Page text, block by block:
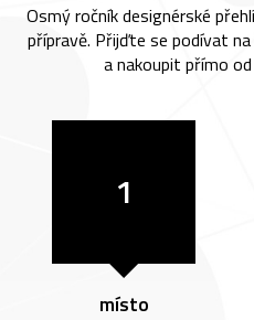
Osmý ročník designérské
přípravě. Přijďte se podívat
a nakoupit přímo
1
místo